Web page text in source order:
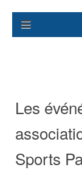
Les
Sports